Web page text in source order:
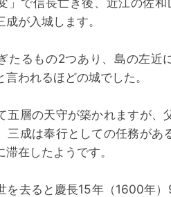
が入城します。
たるもの2つあり、島の左近
言われるほどの城でした。
五層の天守が築かれますが、
三成は奉行としての任務があ
在したようです。
を去ると慶長15年（1600年）